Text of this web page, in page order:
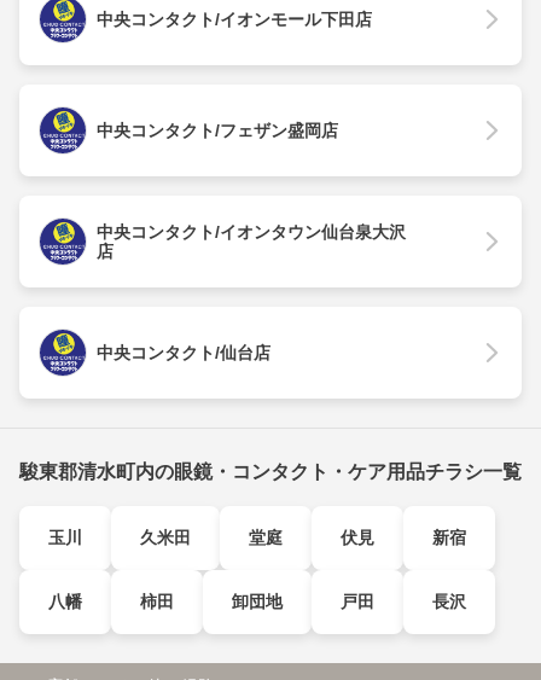
中央コンタクト/イオンモール下田店
中央コンタクト/フェザン盛岡店
中央コンタクト/イオンタウン仙台泉大沢
店
中央コンタクト/仙台店
駿東郡清水町内の眼鏡・コンタクト・ケア用品チラシ一覧
玉川 久米田 堂庭 伏見 新宿
八幡 柿田 卸団地 戸田 長沢